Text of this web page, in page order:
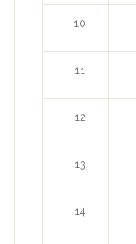
10
11
12
13
14